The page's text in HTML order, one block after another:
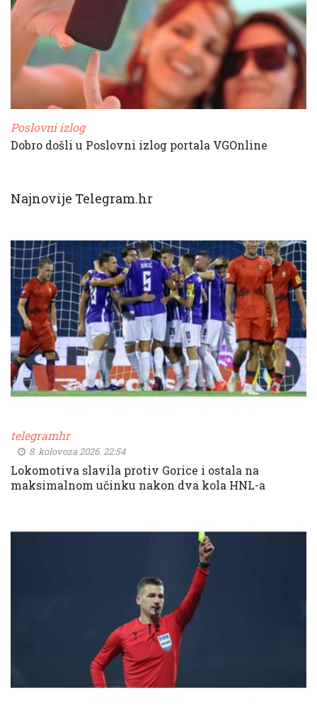
Poslovni izlog
Dobro došli u Poslovni izlog portala VGOnline
Najnovije Telegram.hr
telegramhr
8. kolovoza 2026. 22:54
Lokomotiva slavila protiv Gorice i ostala na
maksimalnom učinku nakon dva kola HNL-a